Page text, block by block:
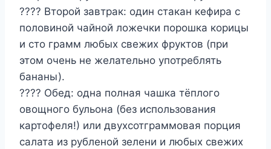
???? Второй завтрак: один стакан кефира с
половиной чайной ложечки порошка корицы
и сто грамм любых свежих фруктов (при
этом очень не желательно употреблять
бананы).
???? Обед: одна полная чашка тёплого
овощного бульона (без использования
картофеля!) или двухсотграммовая порция
салата из рубленой зелени и любых свежих